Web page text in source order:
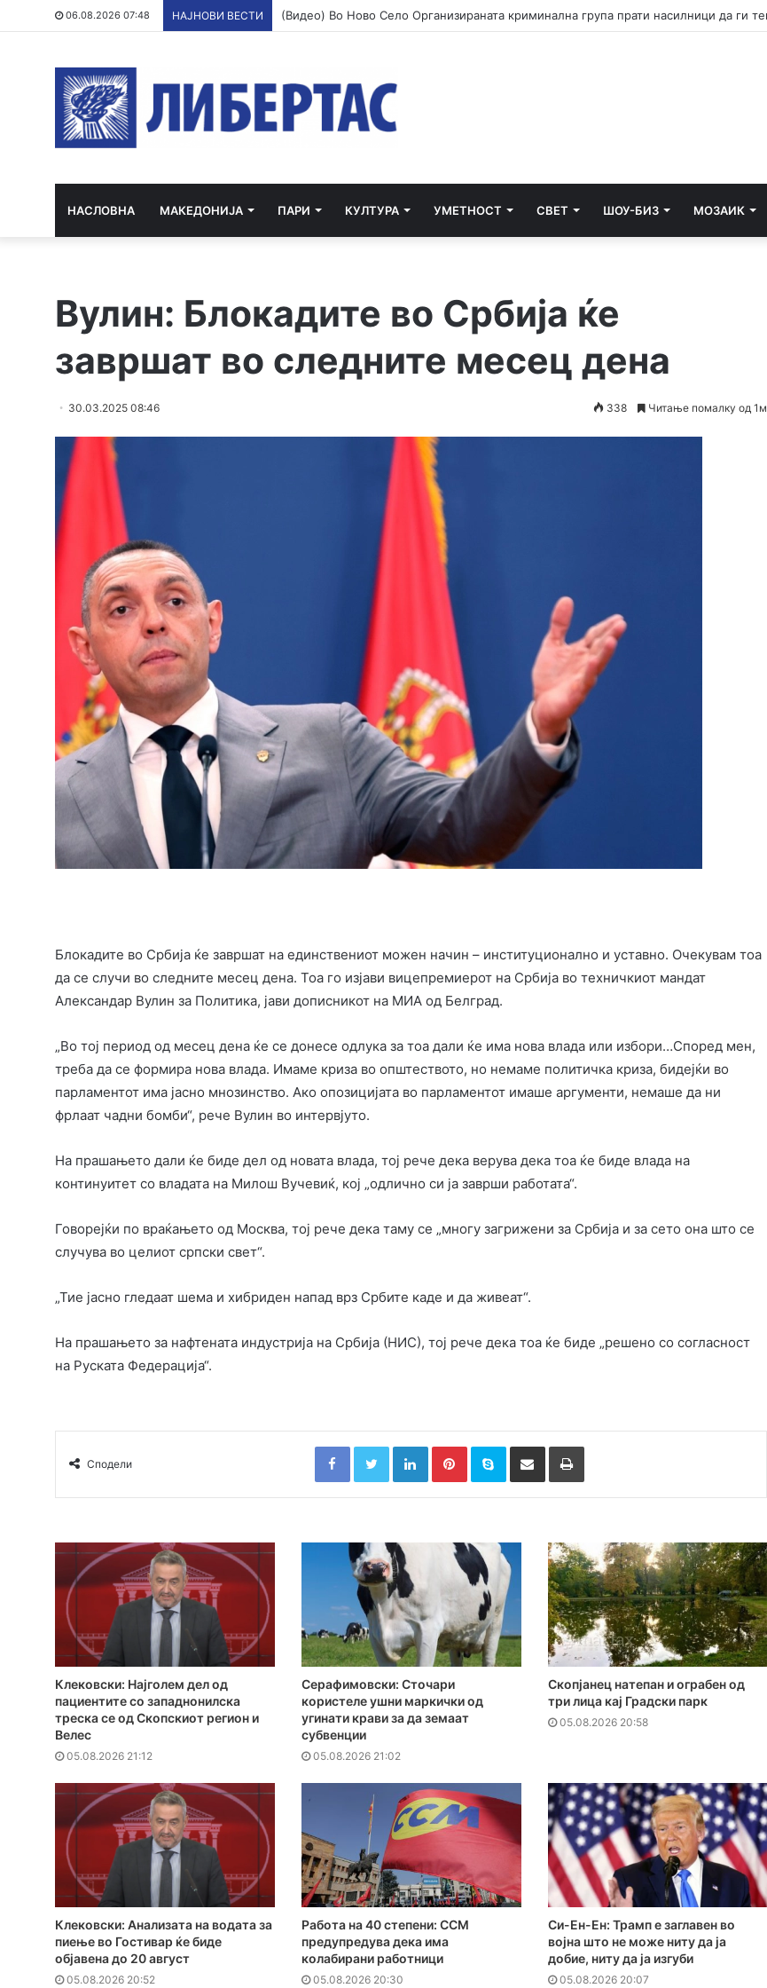
06.08.2026 07:48 НАЈНОВИ ВЕСТИ
НАСЛОВНА МАКЕДОНИЈА ПАРИ КУЛТУРА УМЕТНОСТ СВЕТ ШОУ-БИЗ МОЗАИК
Вулин: Блокадите во Србија ќе
завршат во следните месец дена
30.03.2025 08:46 338 Читање помалку од 1м
Блокадите во Србија ќе завршат на единствениот можен начин – институционално и уставно. Очекувам тоа
да се случи во следните месец дена. Тоа го изјави вицепремиерот на Србија во техничкиот мандат
Александар Вулин за Политика, јави дописникот на МИА од Белград.
„Во тој период од месец дена ќе се донесе одлука за тоа дали ќе има нова влада или избори…Според мен,
треба да се формира нова влада. Имаме криза во општеството, но немаме политичка криза, бидејќи во
парламентот има јасно мнозинство. Ако опозицијата во парламентот имаше аргументи, немаше да ни
фрлаат чадни бомби“, рече Вулин во интервјуто.
На прашањето дали ќе биде дел од новата влада, тој рече дека верува дека тоа ќе биде влада на
континуитет со владата на Милош Вучевиќ, кој „одлично си ја заврши работата“.
Говорејќи по враќањето од Москва, тој рече дека таму се „многу загрижени за Србија и за сето она што се
случува во целиот српски свет“.
„Тие јасно гледаат шема и хибриден напад врз Србите каде и да живеат“.
На прашањето за нафтената индустрија на Србија (НИС), тој рече дека тоа ќе биде „решено со согласност
на Руската Федерација“.
Сподели
FacebookTwitterLinkedInPinterestSkype Сподели преку Е-маил Испринтај
Клековски: Најголем дел од
пациентите сo западнонилска
треска се од Скопскиот регион и
Велес
05.08.2026 21:12
Серафимовски: Сточари
користеле ушни маркички од
угинати крави за да земаат
субвенции
05.08.2026 21:02
Скопјанец натепан и ограбен од
три лица кај Градски парк
05.08.2026 20:58
Клековски: Анализата на водата за
пиење во Гостивар ќе биде
објавена до 20 август
05.08.2026 20:52
Работа на 40 степени: ССМ
предупредува дека има
колабирани работници
05.08.2026 20:30
Си-Ен-Ен: Трамп е заглавен во
војна што не може ниту да ја
добие, ниту да ја изгуби
05.08.2026 20:07